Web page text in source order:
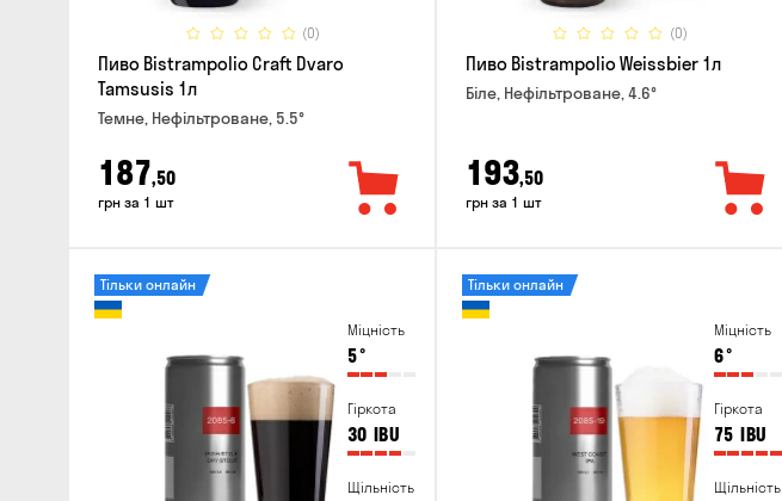
(0)
Пиво Bistrampolio Craft Dvaro
Tamsusis 1л
Темне, Нефільтроване, 5.5°
187,50
грн за 1 шт
(0)
Пиво Bistrampolio Weissbier 1л
Біле, Нефільтроване, 4.6°
193,50
грн за 1 шт
Міцність
5°
Гіркота
30 IBU
Щільність
Тільки онлайн
Міцність
6°
Гіркота
75 IBU
Щільність
Тільки онлайн